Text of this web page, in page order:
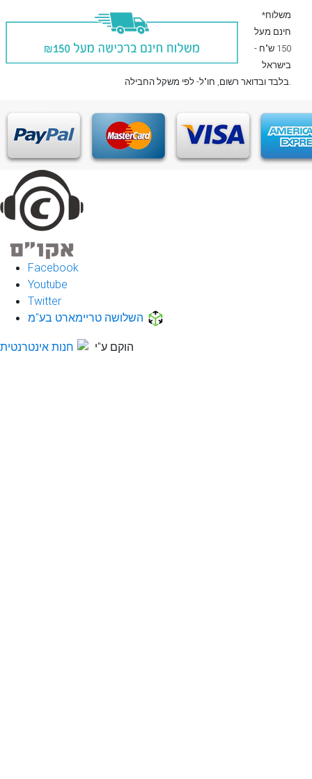
*משלוח
חינם מעל
150 ש"ח -
בישראל
בלבדובדואר רשום , חו"ל- לפי משקל החבילה.
Facebook
Youtube
Twitter
השלושה טריימארט בע"מ
הוקם ע"י חנות אינטרנטית